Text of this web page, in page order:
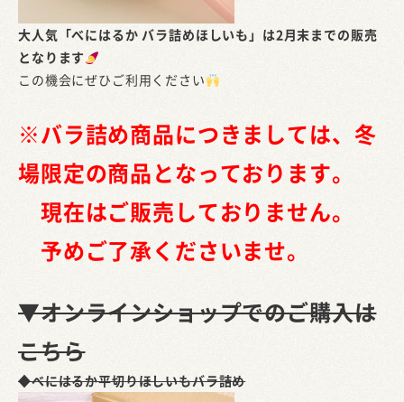
大人気「べにはるか バラ詰めほしいも」は2月末までの販売
となります
この機会にぜひご利用ください
※バラ詰め商品につきましては、冬
場限定の商品となっております。
現在はご販売しておりません。
予めご了承くださいませ。
▼オンラインショップでのご購入は
こちら
◆べにはるか平切りほしいもバラ詰め